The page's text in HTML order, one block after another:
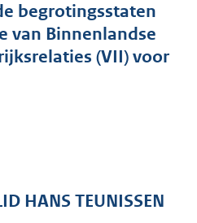
s
g
K
begrotingsstaten
van Binnenlandse
(VII) voor
HANS TEUNISSEN